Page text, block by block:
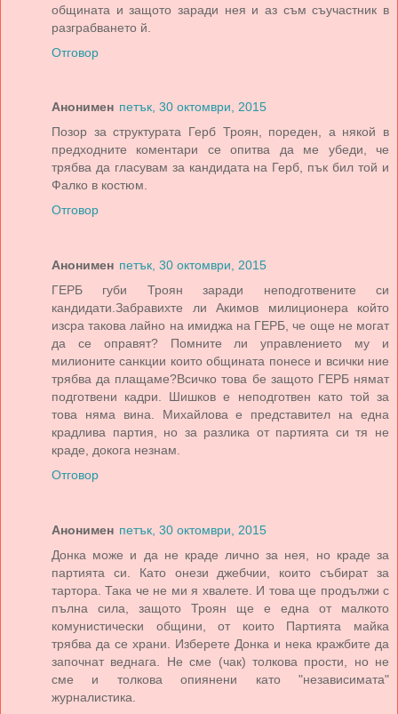
общината и защото заради нея и аз съм съучастник в
разграбването й.
Отговор
Анонимен петък, 30 октомври, 2015
Позор за структурата Герб Троян, пореден, а някой в
предходните коментари се опитва да ме убеди, че
трябва да гласувам за кандидата на Герб, пък бил той и
Фалко в костюм.
Отговор
Анонимен петък, 30 октомври, 2015
ГЕРБ губи Троян заради неподготвените си
кандидати.Забравихте ли Акимов милиционера който
изсра такова лайно на имиджа на ГЕРБ, че още не могат
да се оправят? Помните ли управлението му и
милионите санкции които общината понесе и всички ние
трябва да плащаме?Всичко това бе защото ГЕРБ нямат
подготвени кадри. Шишков е неподготвен като той за
това няма вина. Михайлова е представител на една
крадлива партия, но за разлика от партията си тя не
краде, докога незнам.
Отговор
Анонимен петък, 30 октомври, 2015
Донка може и да не краде лично за нея, но краде за
партията си. Като онези джебчии, които събират за
тартора. Така че не ми я хвалете. И това ще продължи с
пълна сила, защото Троян ще е една от малкото
комунистически общини, от които Партията майка
трябва да се храни. Изберете Донка и нека кражбите да
започнат веднага. Не сме (чак) толкова прости, но не
сме и толкова опиянени като "независимата"
журналистика.